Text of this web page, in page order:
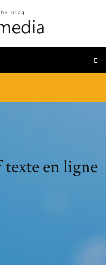
en ligne